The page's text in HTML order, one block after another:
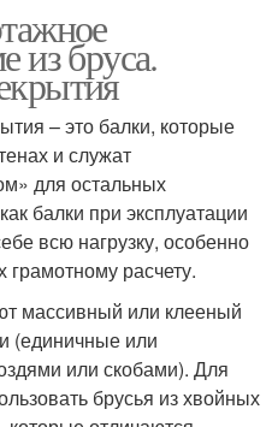
из бруса.
– это балки, которые
и служат
для остальных
балки при эксплуатации
всю нагрузку, особенно
грамотному расчету.
массивный или клееный
(единичные или
или скобами). Для
брусья из хвойных